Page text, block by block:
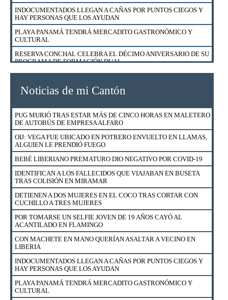
INDOCUMENTADOS LLEGAN A CAÑAS POR PUNTOS CIEGOS Y
HAY PERSONAS QUE LOS AYUDAN
PLAYA PANAMÁ TENDRÁ MERCADITO GASTRONÓMICO Y
CULTURAL
RESERVA CONCHAL CELEBRA EL DÉCIMO ANIVERSARIO DE SU
PROGRAMA DE FORMACIÓN DUAL
FUERZA PÚBLICA RESCATÓ A 23 GALLOS DE NICOYA
DETIENEN A HOMBRE Y MUJER EN BARRIO ESQUIPULAS EN
SANTA CRUZ
EXTRANJEROS EN CONDICIÓN DE TURISTAS PODRÁN UTILIZAR
SU LICENCIA DE CONDUCIR HASTA EL 18 DE AGOSTO
¿CÓMO APLICAR PARA UN FINANCIAMIENTO DE VIVIENDA CON
BONO EN EL BANCO NACIONAL?
DETIENEN A VENDEDOR DE DROGA AL MENUDEO EN CURIME
NICOYA
CAZADOR DETENIDO CON CARNE DE LA ESPECIE VENADO
COLA BLANCA EN SECTOR MURCIÉLAGO DEL ACG
BIZARRAP, DUKI, RYAN CASTRO, ESHCONINCO Y DISTO
ESTARÁN EN EL BEACH FEST CR EN PLAYA TAMARINDO
ESTO DICE BANCO NACIONAL SOBRE ALLANAMIENTO DE OIJ
EN SUCURSAL EN ESPARZA
Noticias de mi Cantón
PUG MURIÓ TRAS ESTAR MÁS DE CINCO HORAS EN MALETERO
DE AUTOBÚS DE EMPRESA ALFARO
OIJ: VEGA FUE UBICADO EN POTRERO ENVUELTO EN LLAMAS,
ALGUIEN LE PRENDIÓ FUEGO
BEBÉ LIBERIANO PREMATURO DIO NEGATIVO POR COVID-19
IDENTIFICAN A LOS FALLECIDOS QUE VIAJABAN EN BUSETA
TRAS COLISIÓN EN MIRAMAR
DETIENEN A DOS MUJERES EN EL COCO TRAS CORTAR CON
CUCHILLO A TRES MUJERES
POR TOMARSE UN SELFIE JOVEN DE 19 AÑOS CAYÓ AL
ACANTILADO EN FLAMINGO
CON MACHETE EN MANO QUERÍAN ASALTAR A VECINO EN
LIBERIA
INDOCUMENTADOS LLEGAN A CAÑAS POR PUNTOS CIEGOS Y
HAY PERSONAS QUE LOS AYUDAN
PLAYA PANAMÁ TENDRÁ MERCADITO GASTRONÓMICO Y
CULTURAL